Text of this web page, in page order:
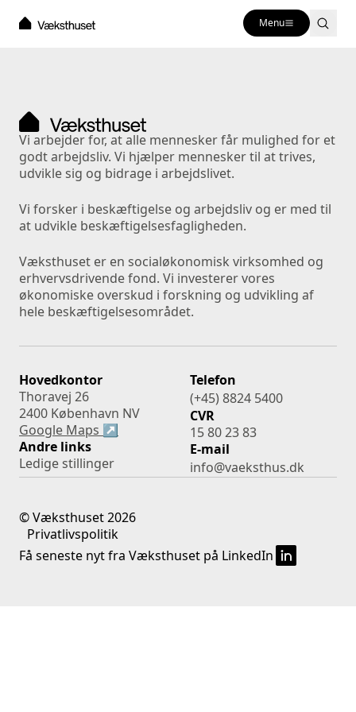
Menu
Vi arbejder for, at alle mennesker får mulighed for et
godt arbejdsliv. Vi hjælper mennesker til at trives,
udvikle sig og bidrage i arbejdslivet.
Vi forsker i beskæftigelse og arbejdsliv og er med til
at udvikle beskæftigelsesfagligheden.
Væksthuset er en socialøkonomisk virksomhed og
erhvervsdrivende fond. Vi investerer vores
økonomiske overskud i forskning og udvikling af
hele beskæftigelsesområdet.
Hovedkontor
Thoravej 26
2400 København NV
Google Maps ↗
Andre links
Ledige stillinger
Telefon
(+45) 8824 5400
CVR
15 80 23 83
E-mail
info@vaeksthus.dk
©Væksthuset2026
Privatlivspolitik
Få seneste nyt fra Væksthuset på LinkedIn